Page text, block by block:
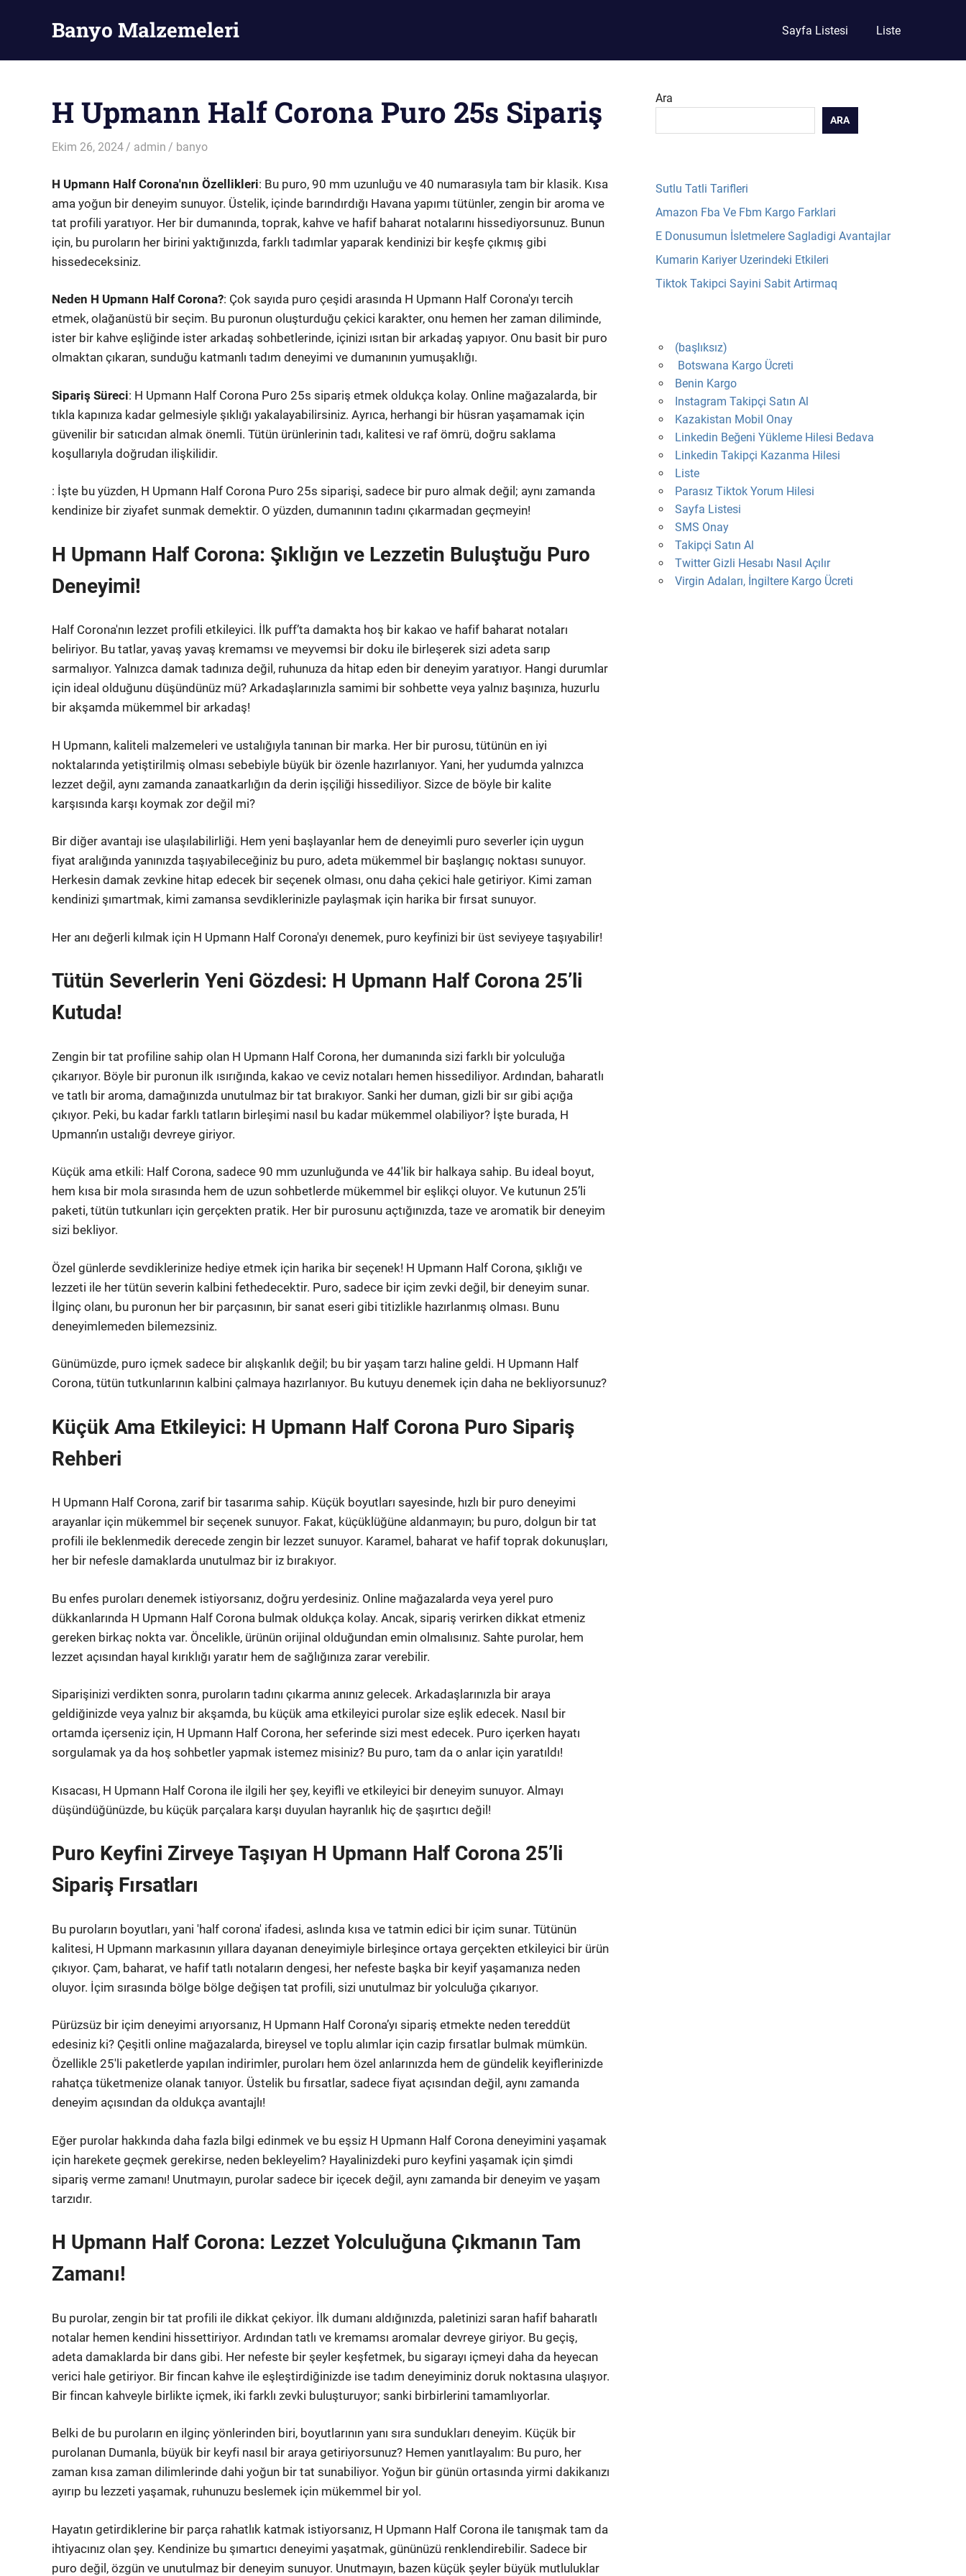
Banyo Malzemeleri Sayfa Listesi Liste
H Upmann Half Corona Puro 25s Sipariş
Ekim 26, 2024 admin banyo
H Upmann Half Corona'nın Özellikleri: Bu puro, 90 mm uzunluğu ve 40 numarasıyla tam bir klasik. Kısa
ama yoğun bir deneyim sunuyor. Üstelik, içinde barındırdığı Havana yapımı tütünler, zengin bir aroma ve
tat profili yaratıyor. Her bir dumanında, toprak, kahve ve hafif baharat notalarını hissediyorsunuz. Bunun
için, bu puroların her birini yaktığınızda, farklı tadımlar yaparak kendinizi bir keşfe çıkmış gibi
hissedeceksiniz.
Neden H Upmann Half Corona?: Çok sayıda puro çeşidi arasında H Upmann Half Corona'yı tercih
etmek, olağanüstü bir seçim. Bu puronun oluşturduğu çekici karakter, onu hemen her zaman diliminde,
ister bir kahve eşliğinde ister arkadaş sohbetlerinde, içinizi ısıtan bir arkadaş yapıyor. Onu basit bir puro
olmaktan çıkaran, sunduğu katmanlı tadım deneyimi ve dumanının yumuşaklığı.
Sipariş Süreci: H Upmann Half Corona Puro 25s sipariş etmek oldukça kolay. Online mağazalarda, bir
tıkla kapınıza kadar gelmesiyle şıklığı yakalayabilirsiniz. Ayrıca, herhangi bir hüsran yaşamamak için
güvenilir bir satıcıdan almak önemli. Tütün ürünlerinin tadı, kalitesi ve raf ömrü, doğru saklama
koşullarıyla doğrudan ilişkilidir.
: İşte bu yüzden, H Upmann Half Corona Puro 25s siparişi, sadece bir puro almak değil; aynı zamanda
kendinize bir ziyafet sunmak demektir. O yüzden, dumanının tadını çıkarmadan geçmeyin!
H Upmann Half Corona: Şıklığın ve Lezzetin Buluştuğu Puro
Deneyimi!
Half Corona'nın lezzet profili etkileyici. İlk puff’ta damakta hoş bir kakao ve hafif baharat notaları
beliriyor. Bu tatlar, yavaş yavaş kremamsı ve meyvemsi bir doku ile birleşerek sizi adeta sarıp
sarmalıyor. Yalnızca damak tadınıza değil, ruhunuza da hitap eden bir deneyim yaratıyor. Hangi durumlar
için ideal olduğunu düşündünüz mü? Arkadaşlarınızla samimi bir sohbette veya yalnız başınıza, huzurlu
bir akşamda mükemmel bir arkadaş!
H Upmann, kaliteli malzemeleri ve ustalığıyla tanınan bir marka. Her bir purosu, tütünün en iyi
noktalarında yetiştirilmiş olması sebebiyle büyük bir özenle hazırlanıyor. Yani, her yudumda yalnızca
lezzet değil, aynı zamanda zanaatkarlığın da derin işçiliği hissediliyor. Sizce de böyle bir kalite
karşısında karşı koymak zor değil mi?
Bir diğer avantajı ise ulaşılabilirliği. Hem yeni başlayanlar hem de deneyimli puro severler için uygun
fiyat aralığında yanınızda taşıyabileceğiniz bu puro, adeta mükemmel bir başlangıç noktası sunuyor.
Herkesin damak zevkine hitap edecek bir seçenek olması, onu daha çekici hale getiriyor. Kimi zaman
kendinizi şımartmak, kimi zamansa sevdiklerinizle paylaşmak için harika bir fırsat sunuyor.
Her anı değerli kılmak için H Upmann Half Corona'yı denemek, puro keyfinizi bir üst seviyeye taşıyabilir!
Tütün Severlerin Yeni Gözdesi: H Upmann Half Corona 25’li
Kutuda!
Zengin bir tat profiline sahip olan H Upmann Half Corona, her dumanında sizi farklı bir yolculuğa
çıkarıyor. Böyle bir puronun ilk ısırığında, kakao ve ceviz notaları hemen hissediliyor. Ardından, baharatlı
ve tatlı bir aroma, damağınızda unutulmaz bir tat bırakıyor. Sanki her duman, gizli bir sır gibi açığa
çıkıyor. Peki, bu kadar farklı tatların birleşimi nasıl bu kadar mükemmel olabiliyor? İşte burada, H
Upmann’ın ustalığı devreye giriyor.
Küçük ama etkili: Half Corona, sadece 90 mm uzunluğunda ve 44'lik bir halkaya sahip. Bu ideal boyut,
hem kısa bir mola sırasında hem de uzun sohbetlerde mükemmel bir eşlikçi oluyor. Ve kutunun 25’li
paketi, tütün tutkunları için gerçekten pratik. Her bir purosunu açtığınızda, taze ve aromatik bir deneyim
sizi bekliyor.
Özel günlerde sevdiklerinize hediye etmek için harika bir seçenek! H Upmann Half Corona, şıklığı ve
lezzeti ile her tütün severin kalbini fethedecektir. Puro, sadece bir içim zevki değil, bir deneyim sunar.
İlginç olanı, bu puronun her bir parçasının, bir sanat eseri gibi titizlikle hazırlanmış olması. Bunu
deneyimlemeden bilemezsiniz.
Günümüzde, puro içmek sadece bir alışkanlık değil; bu bir yaşam tarzı haline geldi. H Upmann Half
Corona, tütün tutkunlarının kalbini çalmaya hazırlanıyor. Bu kutuyu denemek için daha ne bekliyorsunuz?
Küçük Ama Etkileyici: H Upmann Half Corona Puro Sipariş
Rehberi
H Upmann Half Corona, zarif bir tasarıma sahip. Küçük boyutları sayesinde, hızlı bir puro deneyimi
arayanlar için mükemmel bir seçenek sunuyor. Fakat, küçüklüğüne aldanmayın; bu puro, dolgun bir tat
profili ile beklenmedik derecede zengin bir lezzet sunuyor. Karamel, baharat ve hafif toprak dokunuşları,
her bir nefesle damaklarda unutulmaz bir iz bırakıyor.
Bu enfes puroları denemek istiyorsanız, doğru yerdesiniz. Online mağazalarda veya yerel puro
dükkanlarında H Upmann Half Corona bulmak oldukça kolay. Ancak, sipariş verirken dikkat etmeniz
gereken birkaç nokta var. Öncelikle, ürünün orijinal olduğundan emin olmalısınız. Sahte purolar, hem
lezzet açısından hayal kırıklığı yaratır hem de sağlığınıza zarar verebilir.
Siparişinizi verdikten sonra, puroların tadını çıkarma anınız gelecek. Arkadaşlarınızla bir araya
geldiğinizde veya yalnız bir akşamda, bu küçük ama etkileyici purolar size eşlik edecek. Nasıl bir
ortamda içerseniz için, H Upmann Half Corona, her seferinde sizi mest edecek. Puro içerken hayatı
sorgulamak ya da hoş sohbetler yapmak istemez misiniz? Bu puro, tam da o anlar için yaratıldı!
Kısacası, H Upmann Half Corona ile ilgili her şey, keyifli ve etkileyici bir deneyim sunuyor. Almayı
düşündüğünüzde, bu küçük parçalara karşı duyulan hayranlık hiç de şaşırtıcı değil!
Puro Keyfini Zirveye Taşıyan H Upmann Half Corona 25’li
Sipariş Fırsatları
Bu puroların boyutları, yani 'half corona' ifadesi, aslında kısa ve tatmin edici bir içim sunar. Tütünün
kalitesi, H Upmann markasının yıllara dayanan deneyimiyle birleşince ortaya gerçekten etkileyici bir ürün
çıkıyor. Çam, baharat, ve hafif tatlı notaların dengesi, her nefeste başka bir keyif yaşamanıza neden
oluyor. İçim sırasında bölge bölge değişen tat profili, sizi unutulmaz bir yolculuğa çıkarıyor.
Pürüzsüz bir içim deneyimi arıyorsanız, H Upmann Half Corona’yı sipariş etmekte neden tereddüt
edesiniz ki? Çeşitli online mağazalarda, bireysel ve toplu alımlar için cazip fırsatlar bulmak mümkün.
Özellikle 25'li paketlerde yapılan indirimler, puroları hem özel anlarınızda hem de gündelik keyiflerinizde
rahatça tüketmenize olanak tanıyor. Üstelik bu fırsatlar, sadece fiyat açısından değil, aynı zamanda
deneyim açısından da oldukça avantajlı!
Eğer purolar hakkında daha fazla bilgi edinmek ve bu eşsiz H Upmann Half Corona deneyimini yaşamak
için harekete geçmek gerekirse, neden bekleyelim? Hayalinizdeki puro keyfini yaşamak için şimdi
sipariş verme zamanı! Unutmayın, purolar sadece bir içecek değil, aynı zamanda bir deneyim ve yaşam
tarzıdır.
H Upmann Half Corona: Lezzet Yolculuğuna Çıkmanın Tam
Zamanı!
Bu purolar, zengin bir tat profili ile dikkat çekiyor. İlk dumanı aldığınızda, paletinizi saran hafif baharatlı
notalar hemen kendini hissettiriyor. Ardından tatlı ve kremamsı aromalar devreye giriyor. Bu geçiş,
adeta damaklarda bir dans gibi. Her nefeste bir şeyler keşfetmek, bu sigarayı içmeyi daha da heyecan
verici hale getiriyor. Bir fincan kahve ile eşleştirdiğinizde ise tadım deneyiminiz doruk noktasına ulaşıyor.
Bir fincan kahveyle birlikte içmek, iki farklı zevki buluşturuyor; sanki birbirlerini tamamlıyorlar.
Belki de bu puroların en ilginç yönlerinden biri, boyutlarının yanı sıra sundukları deneyim. Küçük bir
purolanan Dumanla, büyük bir keyfi nasıl bir araya getiriyorsunuz? Hemen yanıtlayalım: Bu puro, her
zaman kısa zaman dilimlerinde dahi yoğun bir tat sunabiliyor. Yoğun bir günün ortasında yirmi dakikanızı
ayırıp bu lezzeti yaşamak, ruhunuzu beslemek için mükemmel bir yol.
Hayatın getirdiklerine bir parça rahatlık katmak istiyorsanız, H Upmann Half Corona ile tanışmak tam da
ihtiyacınız olan şey. Kendinize bu şımartıcı deneyimi yaşatmak, gününüzü renklendirebilir. Sadece bir
puro değil, özgün ve unutulmaz bir deneyim sunuyor. Unutmayın, bazen küçük şeyler büyük mutluluklar
Ara
ARA
Sutlu Tatli Tarifleri
Amazon Fba Ve Fbm Kargo Farklari
E Donusumun İsletmelere Sagladigi Avantajlar
Kumarin Kariyer Uzerindeki Etkileri
Tiktok Takipci Sayini Sabit Artirmaq
(başlıksız)
Botswana Kargo Ücreti
Benin Kargo
Instagram Takipçi Satın Al
Kazakistan Mobil Onay
Linkedin Beğeni Yükleme Hilesi Bedava
Linkedin Takipçi Kazanma Hilesi
Liste
Parasız Tiktok Yorum Hilesi
Sayfa Listesi
SMS Onay
Takipçi Satın Al
Twitter Gizli Hesabı Nasıl Açılır
Virgin Adaları, İngiltere Kargo Ücreti